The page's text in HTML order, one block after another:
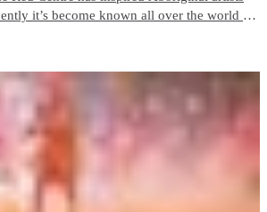
it’s become known all over the world for